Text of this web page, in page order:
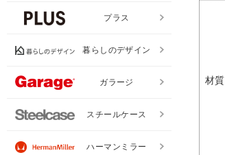
材質
プラス
暮らしのデザイン
ガラージ
スチールケース
ハーマンミラー